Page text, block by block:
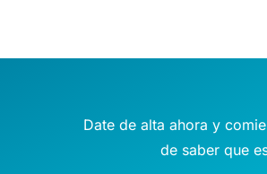
Date de alta ahora y
de saber que